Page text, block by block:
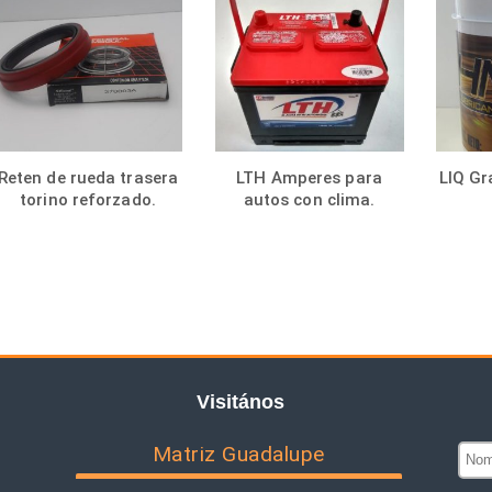
Reten de rueda trasera
torino reforzado.
LTH Amperes para
autos con clima.
LIQ
Visitános
Matriz Guadalupe